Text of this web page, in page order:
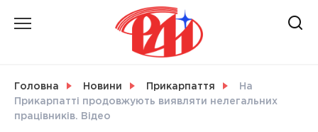
СВІТ
Головна Новини Прикарпаття
На
Прикарпатті продовжують виявляти нелегальних
працівників. Відео